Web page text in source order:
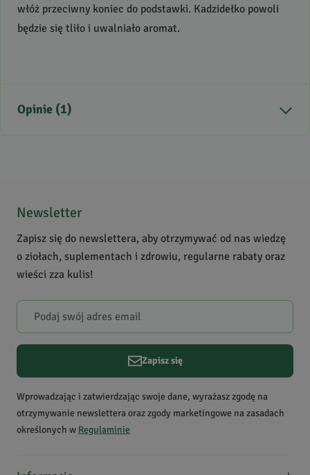
włóż przeciwny koniec do podstawki. Kadzidełko powoli
będzie się tliło i uwalniało aromat.
Opinie (1)
4
2
0
1
0
W naszej witrynie opinie mogą dodawać tylko osoby, które
5
Data dodania:04.05.2026
Newsletter
Zapisz się do newslettera, aby otrzymywać od nas wiedzę
o ziołach, suplementach i zdrowiu, regularne rabaty oraz
wieści zza kulis!
Zapisz się
Wprowadzając i zatwierdzając swoje dane, wyrażasz zgodę na
otrzymywanie newslettera oraz zgody marketingowe na zasadach
określonych w Regulaminie